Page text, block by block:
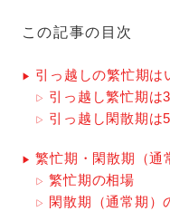
この記事の目次
引っ越しの繁忙期は
引っ越し繁忙期は
引っ越し閑散期は
繁忙期・閑散期（通
繁忙期の相場
閑散期（通常期）